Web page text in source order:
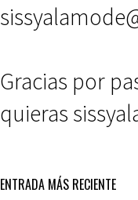
Gracias por
quieras
ENTRADA MÁS RECIENTE